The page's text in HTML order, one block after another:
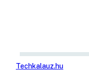
Techkalauz.hu